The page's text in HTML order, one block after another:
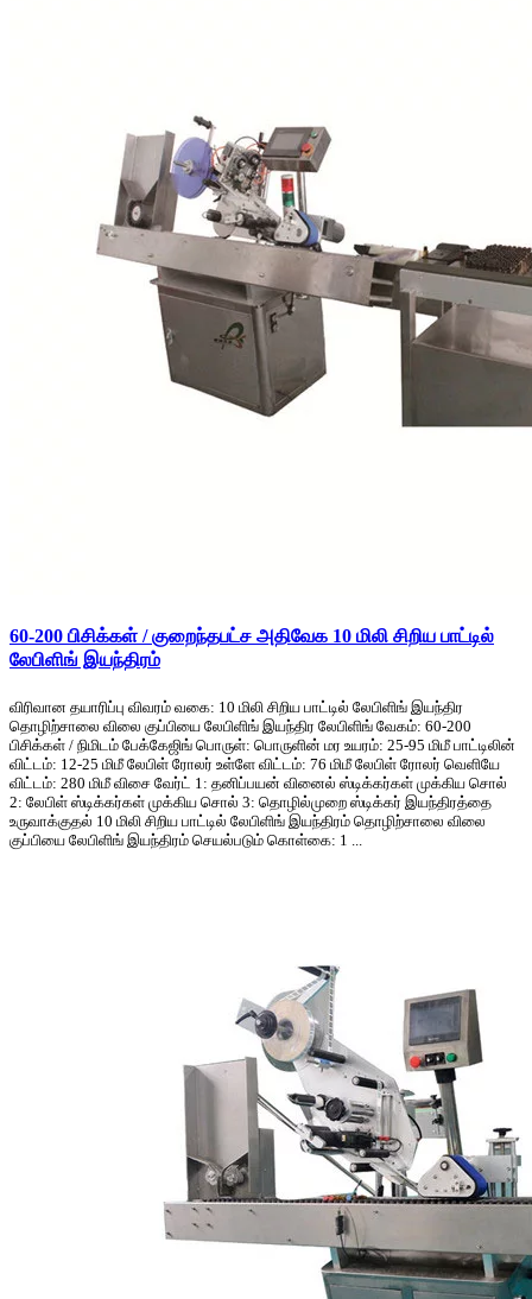
60-200 பிசிக்கள் / குறைந்தபட்ச அதிவேக 10 மிலி சிறிய பாட்டில்
லேபிளிங் இயந்திரம்
விரிவான தயாரிப்பு விவரம் வகை: 10 மிலி சிறிய பாட்டில் லேபிளிங் இயந்திர
தொழிற்சாலை விலை குப்பியை லேபிளிங் இயந்திர லேபிளிங் வேகம்: 60-200
பிசிக்கள் / நிமிடம் பேக்கேஜிங் பொருள்: பொருளின் மர உயரம்: 25-95 மிமீ பாட்டிலின்
விட்டம்: 12-25 மிமீ லேபிள் ரோலர் உள்ளே விட்டம்: 76 மிமீ லேபிள் ரோலர் வெளியே
விட்டம்: 280 மிமீ விசை வேர்ட் 1: தனிப்பயன் வினைல் ஸ்டிக்கர்கள் முக்கிய சொல்
2: லேபிள் ஸ்டிக்கர்கள் முக்கிய சொல் 3: தொழில்முறை ஸ்டிக்கர் இயந்திரத்தை
உருவாக்குதல் 10 மிலி சிறிய பாட்டில் லேபிளிங் இயந்திரம் தொழிற்சாலை விலை
குப்பியை லேபிளிங் இயந்திரம் செயல்படும் கொள்கை: 1 ...